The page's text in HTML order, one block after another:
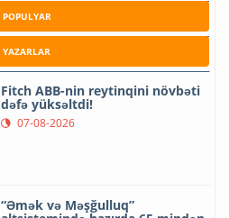
POPULYAR
YAZARLAR
Fitch ABB-nin reytinqini növbəti
dəfə yüksəltdi!
07-08-2026
“Əmək və Məşğulluq”